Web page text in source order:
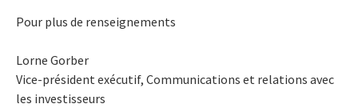
Pour plus de renseignements
Lorne Gorber
Vice-président exécutif, Communications et relations avec
les investisseurs